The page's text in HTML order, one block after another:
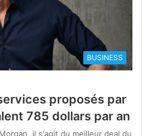
BUSINESS
proposés par
785 dollars par an
il s'agit du meilleur deal du